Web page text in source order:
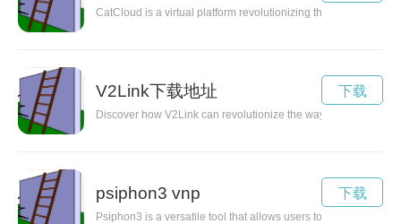
CatCloud is a virtual platform revolutionizing the way cat
V2Link下载地址
Discover how V2Link can revolutionize the way you work,
下载
psiphon3 vnp
Psiphon3 is a versatile tool that allows users to bypass
下载